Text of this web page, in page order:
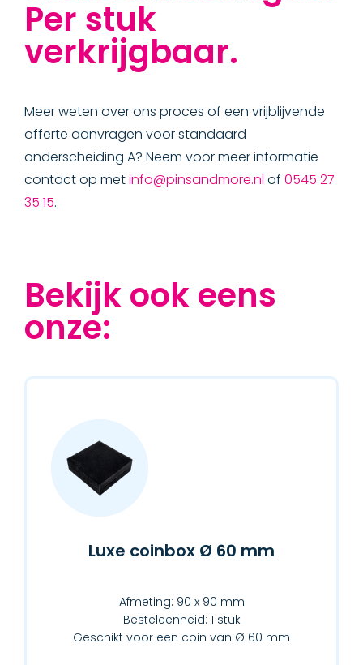
Per stuk
verkrijgbaar.
Meer weten over ons proces of een vrijblijvende
offerte aanvragen voor standaard
onderscheiding A? Neem voor meer informatie
contact op metinfo@pinsandmore.nl of 0545 27
35 15.
Bekijk ook eens
onze:
Luxe coinbox Ø 60 mm
Afmeting: 90 x 90 mm
Besteleenheid: 1 stuk
Geschikt voor een coin van Ø 60 mm